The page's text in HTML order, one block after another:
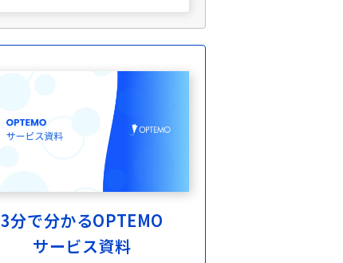
3分で分かるOPTEMO
サービス資料